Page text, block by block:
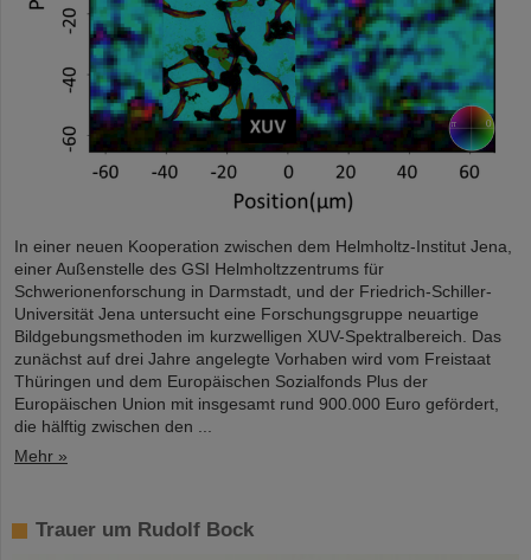
In einer neuen Kooperation zwischen dem Helmholtz-Institut Jena,
einer Außenstelle des GSI Helmholtzzentrums für
Schwerionenforschung in Darmstadt, und der Friedrich-Schiller-
Universität Jena untersucht eine Forschungsgruppe neuartige
Bildgebungsmethoden im kurzwelligen XUV-Spektralbereich. Das
zunächst auf drei Jahre angelegte Vorhaben wird vom Freistaat
Thüringen und dem Europäischen Sozialfonds Plus der
Europäischen Union mit insgesamt rund 900.000 Euro gefördert,
die hälftig zwischen den ...
Mehr »
Trauer um Rudolf Bock